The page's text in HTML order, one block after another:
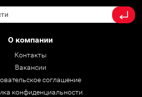
О компании
Контакты
Вакансии
соглашение
конфиденциальности